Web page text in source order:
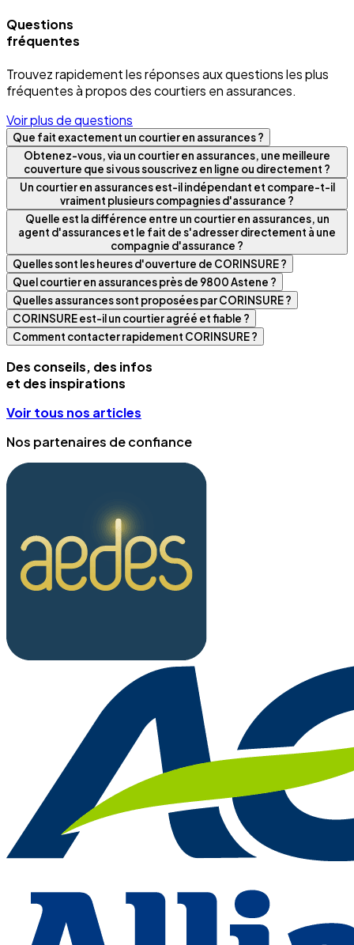
Questions
fréquentes
Trouvez rapidement les réponses aux questions les plus
fréquentes à propos des courtiers en assurances.
Voir plus de questions
Que fait exactement un courtier en assurances ?
Obtenez-vous, via un courtier en assurances, une meilleure
couverture que si vous souscrivez en ligne ou directement ?
Un courtier en assurances est-il indépendant et compare-t-il
vraiment plusieurs compagnies d'assurance ?
Quelle est la différence entre un courtier en assurances, un
agent d'assurances et le fait de s'adresser directement à une
compagnie d'assurance ?
Quelles sont les heures d'ouverture de CORINSURE ?
Quel courtier en assurances près de 9800 Astene ?
Quelles assurances sont proposées par CORINSURE ?
CORINSURE est-il un courtier agréé et fiable ?
Comment contacter rapidement CORINSURE ?
Des conseils, des infos
et des inspirations
Voir tous nos articles
Nos partenaires de confiance